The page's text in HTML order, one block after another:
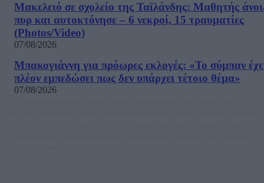
Μακελειό σε σχολείο της Ταϊλάνδης: Μαθητής
πυρ και αυτοκτόνησε – 6 νεκροί, 15 τραυματίες
(Photos/Video)
07/08/2026
Μπακογιάννη για πρόωρες εκλογές: «Το σύμπαν
πλέον εμπεδώσει πως δεν υπάρχει τέτοιο θέμα»
07/08/2026